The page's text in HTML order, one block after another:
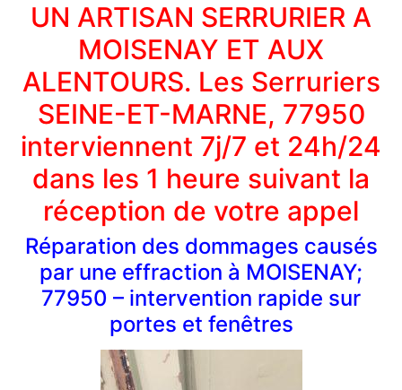
UN ARTISAN SERRURIER A
MOISENAY ET AUX
ALENTOURS. Les Serruriers
SEINE-ET-MARNE, 77950
interviennent 7j/7 et 24h/24
dans les 1 heure suivant la
réception de votre appel
Réparation des dommages causés
par une effraction à MOISENAY;
77950 – intervention rapide sur
portes et fenêtres